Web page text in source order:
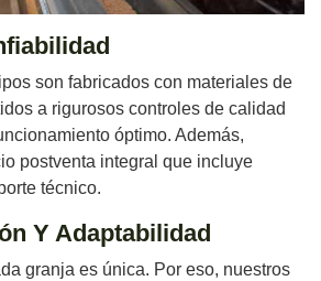
son fabricados con materiales de
a rigurosos controles de calidad
óptimo. Además,
postventa integral que incluye
técnico.
Y Adaptabilidad
granja es única. Por eso, nuestros